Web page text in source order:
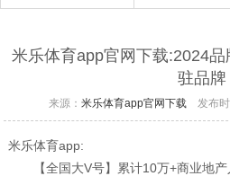
米乐体育app官网下载:2024
驻品牌
来源： 米乐体育app官网下载 发布时
米乐体育app:
【全国大V号】累计10万+商业地产